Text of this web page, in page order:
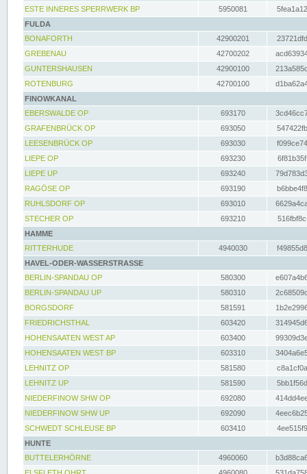
ESTE INNERES SPERRWERK BP
5950081
FULDA
BONAFORTH
42900201
GREBENAU
42700202
GUNTERSHAUSEN
42900100
ROTENBURG
42700100
FINOWKANAL
EBERSWALDE OP
693170
GRAFENBRÜCK OP
693050
LEESENBRÜCK OP
693030
LIEPE OP
693230
LIEPE UP
693240
RAGÖSE OP
693190
RUHLSDORF OP
693010
STECHER OP
693210
HAMME
RITTERHUDE
4940030
HAVEL-ODER-WASSERSTRASSE
BERLIN-SPANDAU OP
580300
BERLIN-SPANDAU UP
580310
BORGSDORF
581591
FRIEDRICHSTHAL
603420
HOHENSAATEN WEST AP
603400
HOHENSAATEN WEST BP
603310
LEHNITZ OP
581580
LEHNITZ UP
581590
NIEDERFINOW SHW OP
692080
NIEDERFINOW SHW UP
692090
SCHWEDT SCHLEUSE BP
603410
HUNTE
BUTTELERHÖRNE
4960060